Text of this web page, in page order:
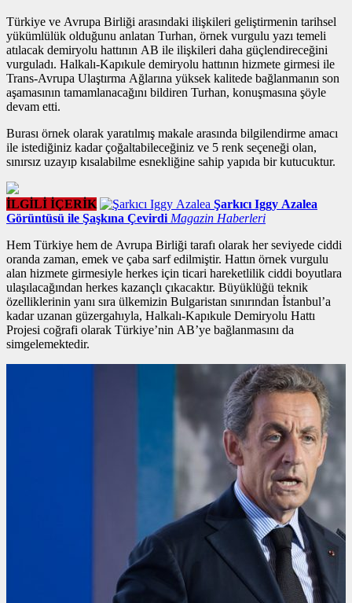
Türkiye ve Avrupa Birliği arasındaki ilişkileri geliştirmenin tarihsel
yükümlülük olduğunu anlatan Turhan, örnek vurgulu yazı temeli
atılacak demiryolu hattının AB ile ilişkileri daha güçlendireceğini
vurguladı. Halkalı-Kapıkule demiryolu hattının hizmete girmesi ile
Trans-Avrupa Ulaştırma Ağlarına yüksek kalitede bağlanmanın son
aşamasının tamamlanacağını bildiren Turhan, konuşmasına şöyle
devam etti.
Burası örnek olarak yaratılmış makale arasında bilgilendirme amacı
ile istediğiniz kadar çoğaltabileceğiniz ve 5 renk seçeneği olan,
sınırsız uzayıp kısalabilme esnekliğine sahip yapıda bir kutucuktur.
İLGİLİ İÇERİK
Şarkıcı Iggy Azalea
Görüntüsü ile Şaşkına Çevirdi Magazin Haberleri
Hem Türkiye hem de Avrupa Birliği tarafı olarak her seviyede ciddi
oranda zaman, emek ve çaba sarf edilmiştir. Hattın örnek vurgulu
alan hizmete girmesiyle herkes için ticari hareketlilik ciddi boyutlara
ulaşılacağından herkes kazançlı çıkacaktır. Büyüklüğü teknik
özelliklerinin yanı sıra ülkemizin Bulgaristan sınırından İstanbul’a
kadar uzanan güzergahıyla, Halkalı-Kapıkule Demiryolu Hattı
Projesi coğrafi olarak Türkiye’nin AB’ye bağlanmasını da
simgelemektedir.